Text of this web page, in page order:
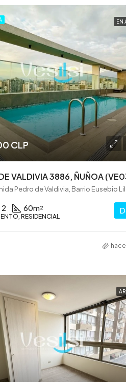
EN
CLP
VALDIVIA 3886, ÑUÑOA
2 60m²
RESIDENCIAL